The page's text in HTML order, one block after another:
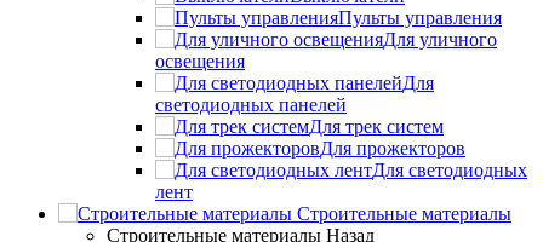
Пульты управления
Для уличного
освещения
Для
светодиодных панелей
Для трек систем
Для прожекторов
Для светодиодных
лент
Строительные материалы
Строительные материалы Назад